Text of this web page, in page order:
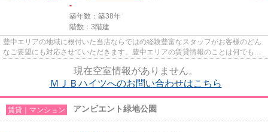
-
築年数：築38年
階数：3階建
豊中エリアの地域に根付いた当店ならではの経験豊富なスタッフがお客様のどん
なご要望にも対応させていただきます。豊中エリアの賃貸情報のことは何でもお
現在空室情報がありません。
ＭＪＢハイツへのお問い合わせはこちら
賃貸｜マンション アンビエント緑地公園